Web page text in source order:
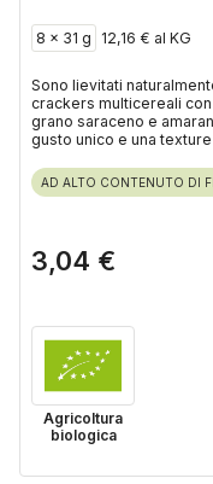
8 x 31 g 12,16 € al KG
Sono lievitati
crackers multicereali
grano saraceno e
gusto unico e una
AD ALTO CONTENUTO DI
3,04 €
Agricoltura
biologica